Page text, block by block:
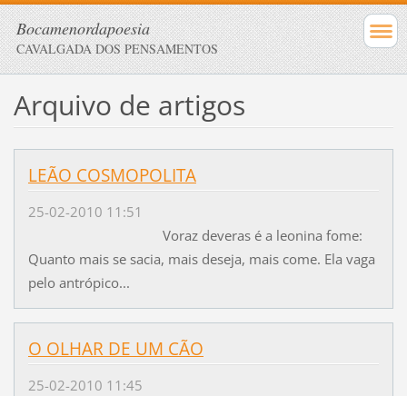
Bocamenordapoesia
CAVALGADA DOS PENSAMENTOS
Arquivo de artigos
LEÃO COSMOPOLITA
25-02-2010 11:51
Voraz deveras é a leonina fome:
Quanto mais se sacia, mais deseja, mais come. Ela vaga
pelo antrópico...
O OLHAR DE UM CÃO
25-02-2010 11:45